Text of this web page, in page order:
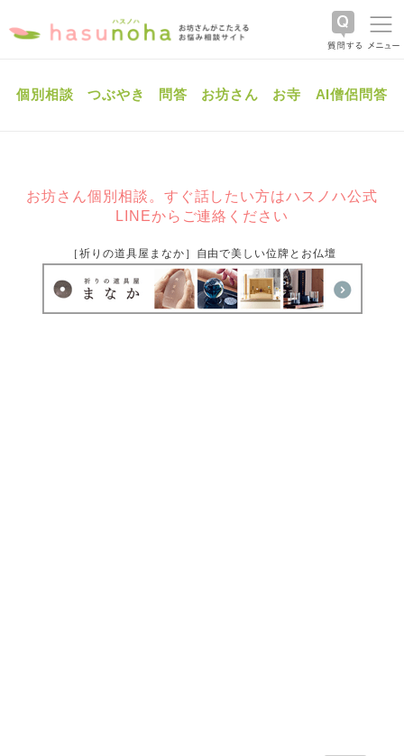
個別相談 つぶやき 問答 お坊さん お寺 AI僧侶問答
お坊さん個別相談。すぐ話したい方はハスノハ公式
LINEからご連絡ください
［祈りの道具屋まなか］自由で美しい位牌とお仏壇